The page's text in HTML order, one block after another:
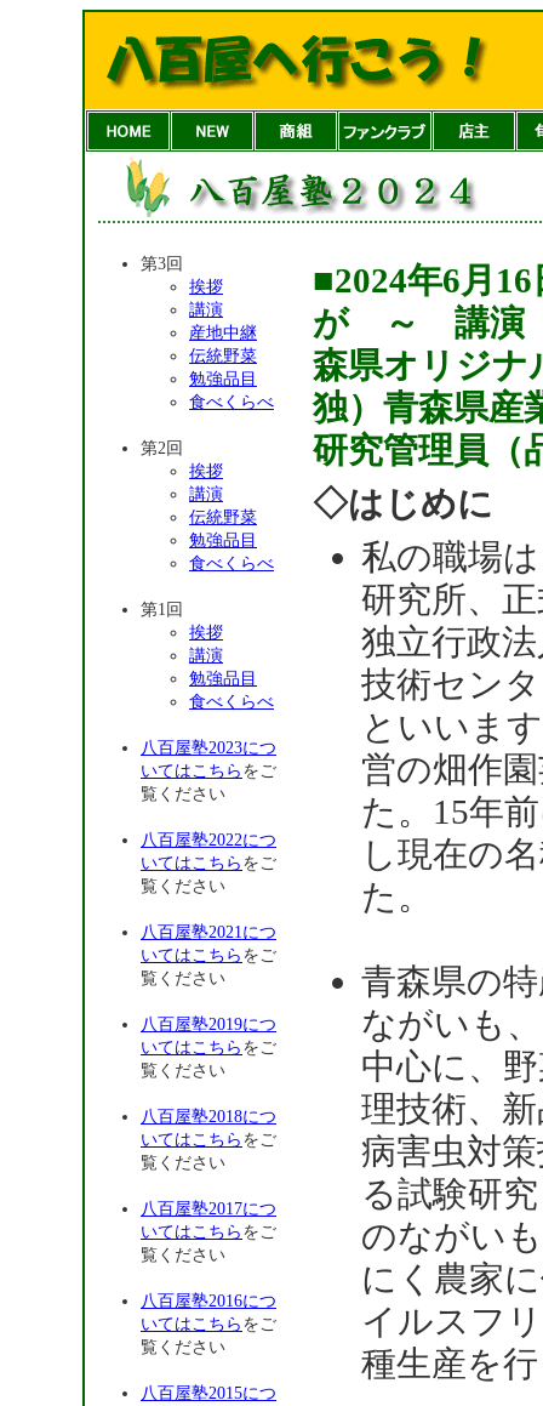
第3回
挨拶
講演
産地中継
伝統野菜
勉強品目
食べくらべ
第2回
挨拶
講演
伝統野菜
勉強品目
食べくらべ
第1回
挨拶
講演
勉強品目
食べくらべ
八百屋塾2023につ
いてはこちら をご
覧ください
八百屋塾2022につ
いてはこちら をご
覧ください
八百屋塾2021につ
いてはこちら をご
覧ください
八百屋塾2019につ
いてはこちら をご
覧ください
八百屋塾2018につ
いてはこちら をご
覧ください
八百屋塾2017につ
いてはこちら をご
覧ください
八百屋塾2016につ
いてはこちら をご
覧ください
八百屋塾2015につ
■2024年6月
が ～ 講演「
森県オリジ
独）青森県
研究管理員（
◇はじめに
私の職場
研究所、
独立行政
技術セン
といいま
営の畑作
た。15年
し現在の
た。
青森県の
ながいも
中心に、
理技術、
病害虫対
る試験研
のながい
にく農家
イルスフ
種生産を